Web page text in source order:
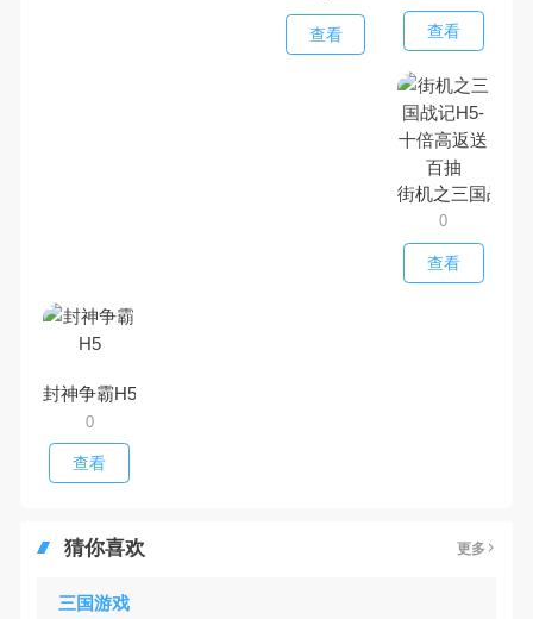
查看 查看
街机之三国战记
0
查看
封神争霸H5
0
查看
猜你喜欢 更多
三国游戏